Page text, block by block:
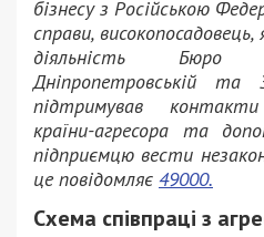
бізнесу з Російською
справи,
діяльність Бюро
Дніпропетровській та
підтримував
країни-агресора та
підприємцю вести
це повідомляє 49000.
Схема співпраці з